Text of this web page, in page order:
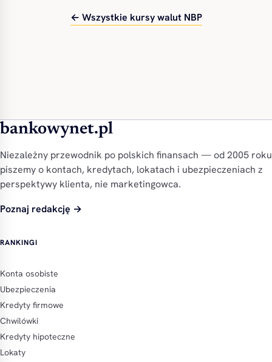
← Wszystkie kursy walut NBP
bankowynet.pl
Niezależny przewodnik po polskich finansach — od 2005 roku
piszemy o kontach, kredytach, lokatach i ubezpieczeniach z
perspektywy klienta, nie marketingowca.
Poznaj redakcję →
RANKINGI
Konta osobiste
Ubezpieczenia
Kredyty firmowe
Chwilówki
Kredyty hipoteczne
Lokaty